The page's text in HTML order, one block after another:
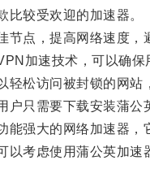
较受欢迎的加速器。
点，提高网络速度，
加速技术，可以确保
松访问被封锁的网站
只需要下载安装蒲公
强大的网络加速器，
考虑使用蒲公英加速